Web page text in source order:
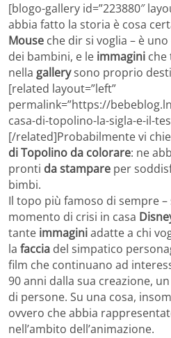
[blogo-gallery id=”223880″
abbia fatto la storia è cosa
Mouse che dir si voglia – è
dei bambini, e le immagini
nella gallerysono proprio
[related layout=”left”
permalink=”https://
casa-di-topolino-la-sigla-e-il-
[/related]Probabilmente vi
di Topolino da colorare: ne
pronti da stampare per
bimbi.
Il topo più famoso di sempre
momento di crisi in casa
tante immaginiadatte a chi
la faccia del simpatico
film che continuano ad
90 anni dalla sua creazione,
di persone. Su una cosa,
ovvero che abbia
nell’ambito dell’animazione.